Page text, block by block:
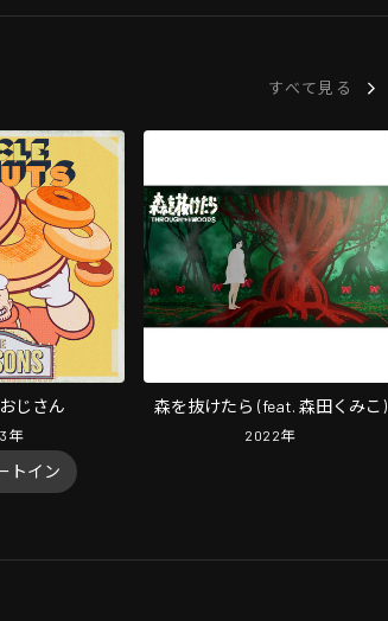
すべて見る
じさん
年
トイン
森を抜けたら (feat. 森田くみこ)
2022年